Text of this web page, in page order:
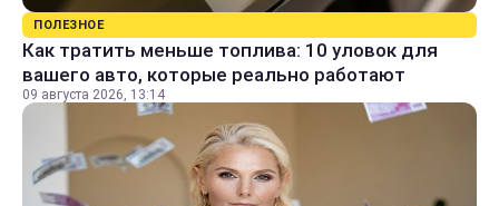
ПОЛЕЗНОЕ
Как тратить меньше топлива: 10 уловок для
вашего авто, которые реально работают
09 августа 2026, 13:14